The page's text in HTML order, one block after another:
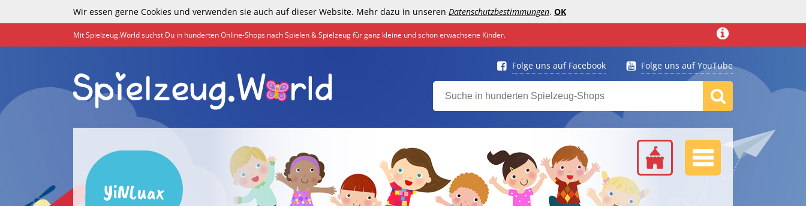
Wir essen gerne Cookies und verwenden sie auch auf dieser Website. Mehr dazu in unseren Datenschutzbestimmungen. OK
Mit Spielzeug.World suchst Du in hunderten Online-Shops nach Spielen & Spielzeug für ganz kleine und schon erwachsene Kinder.
Folge uns auf Facebook Folge uns auf YouTube
YiNLuax